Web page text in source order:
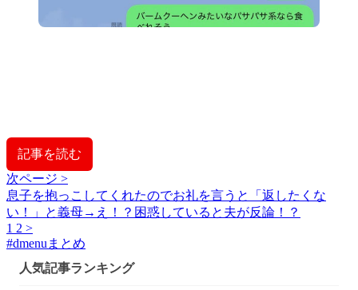
記事を読む
次ページ >
息子を抱っこしてくれたのでお礼を言うと「返したくな
い！」と義母→え！？困惑していると夫が反論！？
1 2 >
#dmenuまとめ
人気記事ランキング